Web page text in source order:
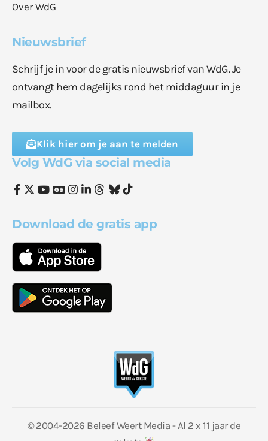
Over WdG
Nieuwsbrief
Schrijf je in voor de gratis nieuwsbrief van WdG. Je
ontvangt hem dagelijks rond het middaguur in je
mailbox.
Klik hier om je aan te melden
Volg WdG via social media
Download de gratis app
© 2004-2026 Beleef Weert Media - Al 2 x 11 jaar de